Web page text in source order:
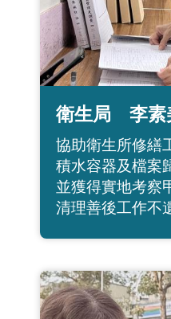
衛生局 李素
協助衛生所修繕
積水容器及檔案
並獲得實地考察
清理善後工作不